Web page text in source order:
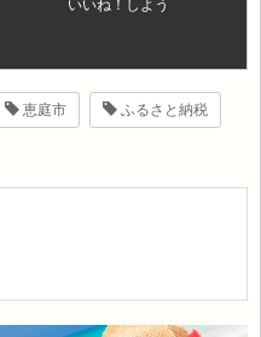
いいね！しよう
恵庭市 ふるさと納税